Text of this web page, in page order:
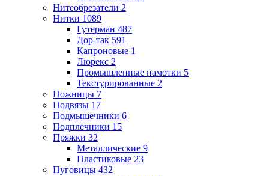
Нитеобрезатели 2
Нитки 1089
Гутерман 487
Дор-так 591
Капроновые 1
Люрекс 2
Промышленные намотки 5
Текстурированные 2
Ножницы 7
Подвязы 17
Подмышечники 6
Подплечники 15
Пряжки 32
Металлические 9
Пластиковые 23
Пуговицы 432